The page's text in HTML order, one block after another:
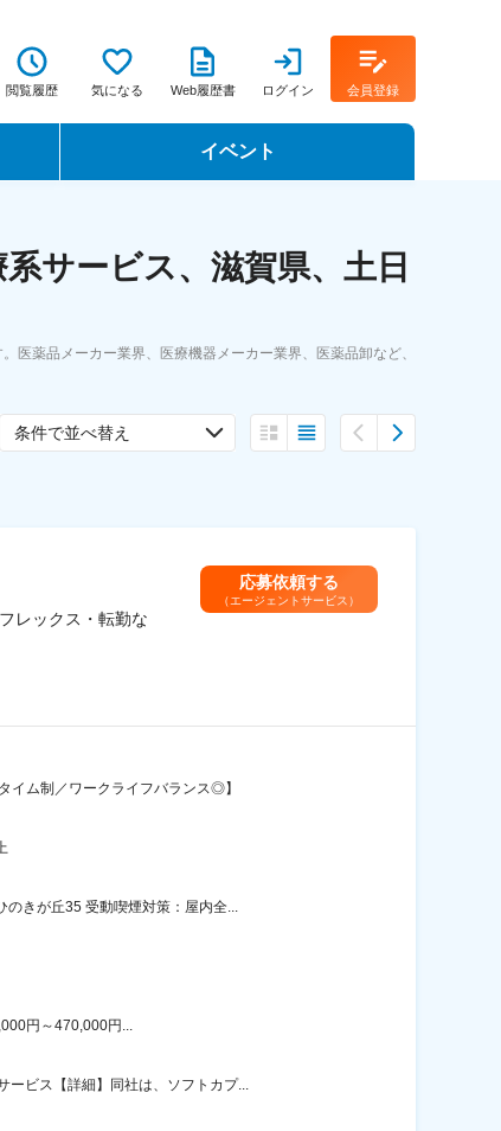
閲覧履歴 気になる Web履歴書 ログイン 会員登録
イベント
転職フェア
サービス、滋賀県、土日
医薬品メーカー業界、医療機器メーカー業界、医薬品卸など、
条件で並べ替え
レックス・転勤な
応募依頼する
（エージェントサービス）
イム制／ワークライフバランス◎】
きが丘35 受動喫煙対策：屋内全...
円～470,000円...
ビス【詳細】同社は、ソフトカプ...